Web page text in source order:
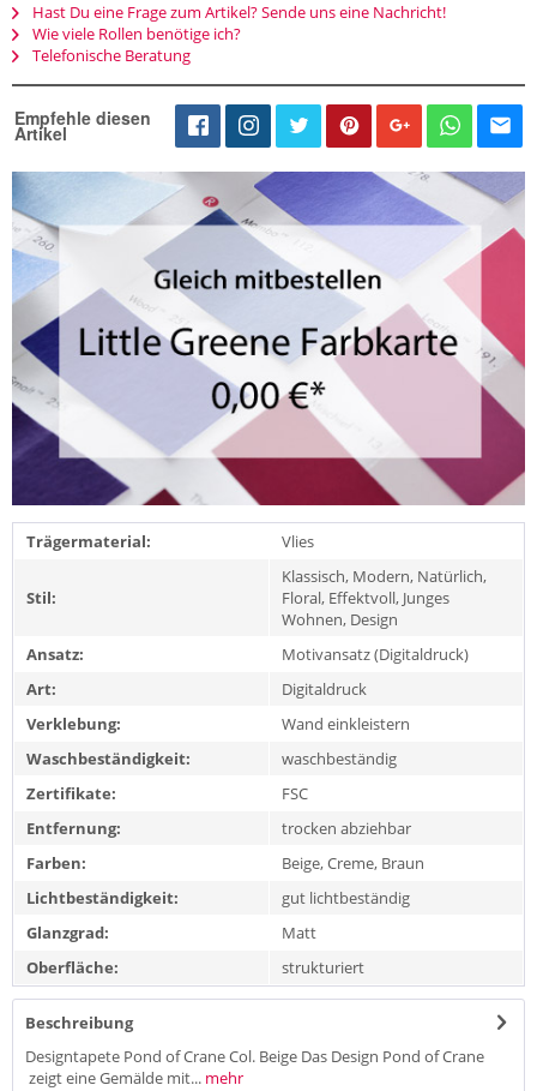
Hast Du eine Frage zum Artikel? Sende uns eine Nachricht!
Wie viele Rollen benötige ich?
Telefonische Beratung
Empfehle diesen
Artikel
Trägermaterial: Vlies
Stil:
Klassisch, Modern, Natürlich,
Floral, Effektvoll, Junges
Wohnen, Design
Ansatz:
Motivansatz (Digitaldruck)
Art:
Digitaldruck
Verklebung:
Wand einkleistern
Waschbeständigkeit:
waschbeständig
Zertifikate:
FSC
Entfernung:
trocken abziehbar
Farben:
Beige, Creme, Braun
Lichtbeständigkeit:
gut lichtbeständig
Glanzgrad:
Matt
Oberfläche:
strukturiert
Beschreibung
Designtapete Pond of Crane Col. Beige Das Design Pond of Crane
zeigt eine Gemälde mit... mehr